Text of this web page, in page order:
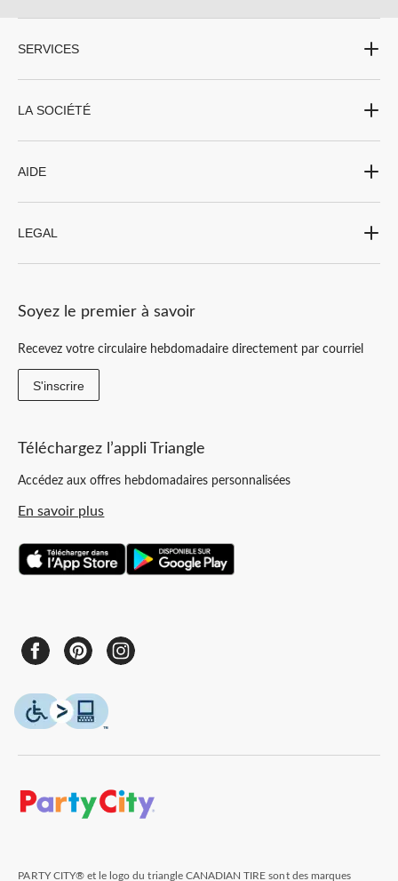
SERVICES
LA SOCIÉTÉ
AIDE
LEGAL
Soyez le premier à savoir
Recevez votre circulaire hebdomadaire directement par courriel
S'inscrire
Téléchargez l’appli Triangle
Accédez aux offres hebdomadaires personnalisées
En savoir plus
PARTY CITY® et le logo du triangle CANADIAN TIRE sont des marques